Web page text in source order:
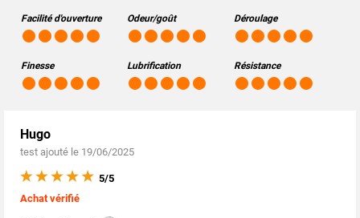
Facilité d'ouverture Odeur/goût Déroulage
Finesse Lubrification Résistance
Hugo
test ajouté le 19/06/2025
5/5
Achat vérifié